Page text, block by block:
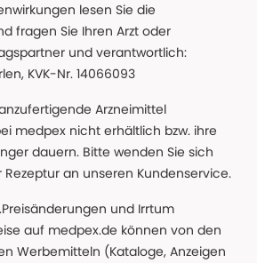
lesen Sie die
fragen Sie Ihren Arzt oder
und verantwortlich:
KVK-Nr. 14066093
Arzneimittel
medpex nicht erhältlich bzw. ihre
dauern. Bitte wenden Sie sich
an unseren Kundenservice.
und Irrtum
auf medpex.de können von den
Werbemitteln (Kataloge, Anzeigen